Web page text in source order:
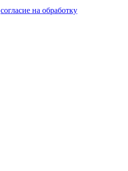
согласие на обработку